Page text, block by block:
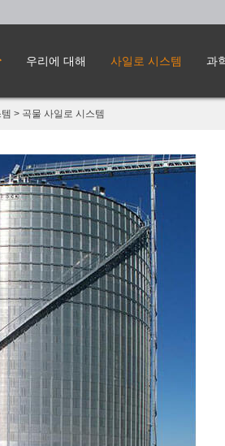
우리에 대해 사일로 시스템 과
> 곡물 사일로 시스템